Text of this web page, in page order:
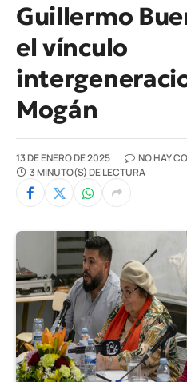
Guillermo
el vínculo
Mogán
13 DE ENERO DE 2025
NO HAY
3 MINUTO(S) DE LECTURA